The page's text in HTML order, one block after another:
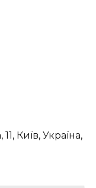
Київ, Україна,